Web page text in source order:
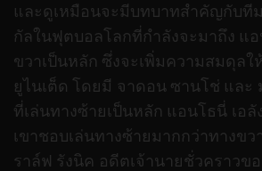
และดูเหมือนจะมีบทบาทสําคัญกับที
กัลในฟุตบอลโลกที่กําลังจะมาถึง แอ
ขวาเป็นหลัก ซึ่งจะเพิ่มความสมดุลใ
ยูไนเต็ด โดยมี จาดอน ซานโช่ และ
ที่เล่นทางซ้ายเป็นหลัก แอนโธนี่ เอลั
เขาชอบเล่นทางซ้ายมากกว่าทางขว
ราล์ฟ รังนิค อดีตเจ้านายชั่วคราวขอ